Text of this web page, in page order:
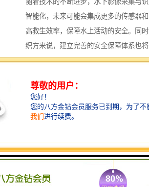
随着技术的不断进步，水下影像采集与
智能化，未来可能会集成更多的传感器
高救生效率，保障水上活动的安全。同
织方来说，建立完善的安全保障体系也
动的整体形象和参赛者的体验。
1. **图像采集**：通过传感器（如CCD、
集不同类型的图像（如照片、视频等）
数字信号。
噪、增强、滤波、分割等，以提高图像
端，以便后续查询和分析。